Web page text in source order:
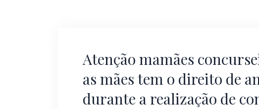
Atenção mamães
as mães tem o direito de
durante a realização de